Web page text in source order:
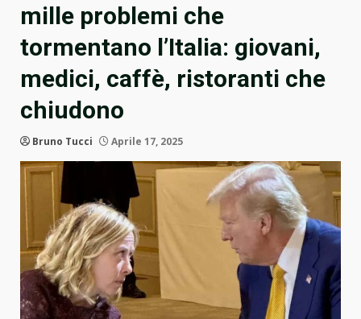
mille problemi che
tormentano l’Italia: giovani,
medici, caffè, ristoranti che
chiudono
Bruno Tucci Aprile 17, 2025